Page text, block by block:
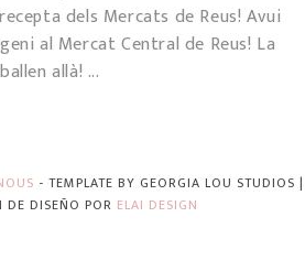
dels Mercats de Reus! Avui
al Mercat Central de Reus! La
allà! ...
- TEMPLATE BY GEORGIA LOU STUDIOS |
DE DISEÑO POR ELAI DESIGN